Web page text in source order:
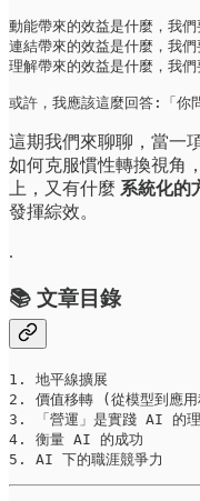
動能帶來的效益是什麼，我
連結帶來的效益是什麼，我
理解帶來的效益是什麼，我
或許，我應該這麼回答:「你
這期我們來聊聊，當一
如何克服慣性轉換視角
上，又有什麼 系統化的
發揮綜效。
.
📚 文章目錄
1. 地平線擴展
2. 價值移轉 (從模型到應用
3. 「營運」是實踐 AI 的理
4. 衡量 AI 的成功
5. AI 下的職涯競爭力